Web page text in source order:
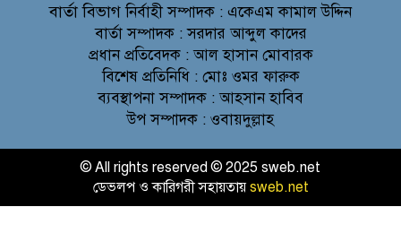
বার্তা বিভাগনির্বাহী সম্পাদক : একেএম কামাল উদ্দিন
বার্তা সম্পাদক : সরদার আব্দুল কাদের
প্রধান প্রতিবেদক : আল হাসান মোবারক
বিশেষ প্রতিনিধি : মোঃ ওমর ফারুক
ব্যবস্থাপনা সম্পাদক : আহসান হাবিব
উপ সম্পাদক : ওবায়দুল্লাহ
© All rights reserved © 2025 sweb.net
ডেভলপ ও কারিগরী সহায়তায়sweb.net